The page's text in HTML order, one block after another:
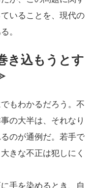
いることを、現代の
。
き込もうとす
もわかるだろう。不
の大半は、それなり
のが通例だ。若手で
きな不正は犯しにく
手を染めるとき、自